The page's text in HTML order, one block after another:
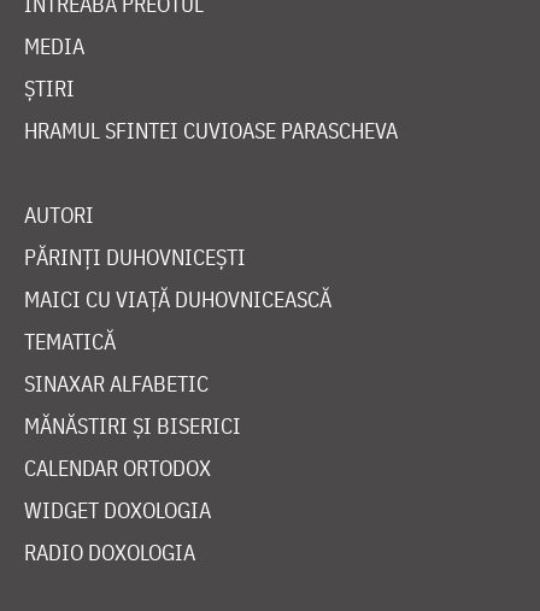
MEDIA
ȘTIRI
HRAMUL SFINTEI CUVIOASE PARASCHEVA
AUTORI
PĂRINȚI DUHOVNICEȘTI
MAICI CU VIAȚĂ DUHOVNICEASCĂ
TEMATICĂ
SINAXAR ALFABETIC
MĂNĂSTIRI ȘI BISERICI
CALENDAR ORTODOX
WIDGET DOXOLOGIA
RADIO DOXOLOGIA